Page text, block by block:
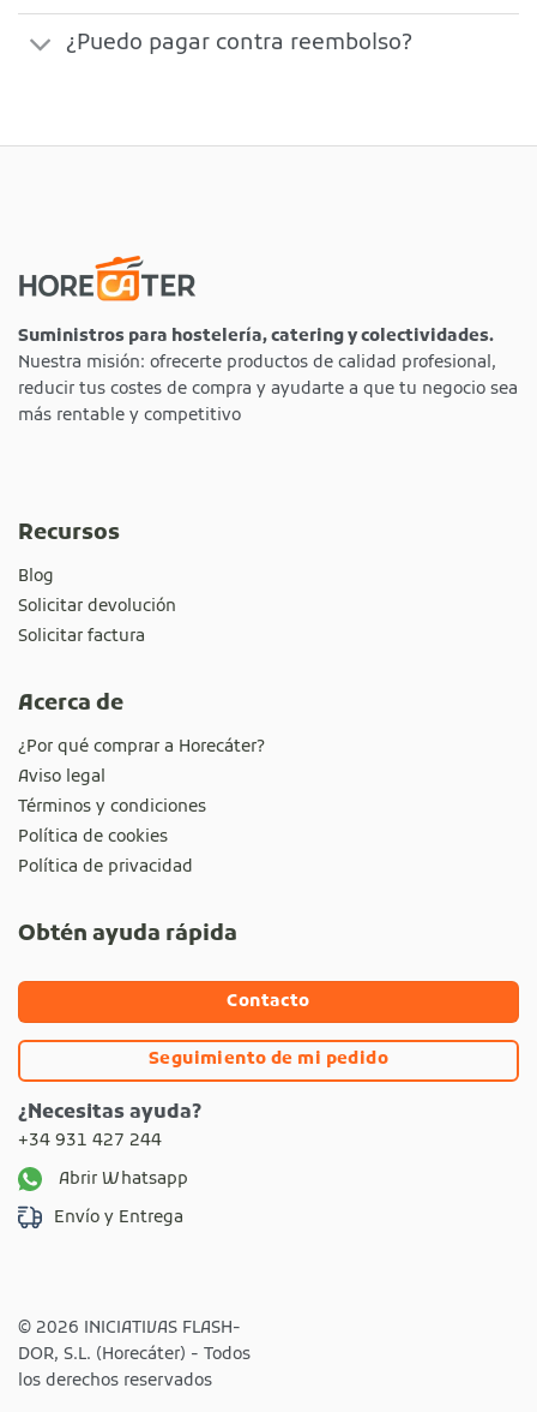
¿Puedo pagar contra reembolso?
Suministros para hostelería, catering y colectividades.
Nuestra misión: ofrecerte productos de calidad profesional,
reducir tus costes de compra y ayudarte a que tu negocio sea
más rentable y competitivo
Recursos
Blog
Solicitar devolución
Solicitar factura
Acerca de
¿Por qué comprar a Horecáter?
Aviso legal
Términos y condiciones
Política de cookies
Política de privacidad
Obtén ayuda rápida
Contacto
Seguimiento de mi pedido
¿Necesitas ayuda?
+34 931 427 244
Abrir Whatsapp
Envío y Entrega
© 2026 INICIATIVAS FLASH-
DOR, S.L. (Horecáter) - Todos
los derechos reservados